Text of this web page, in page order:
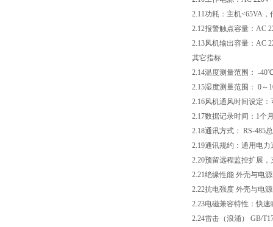
2.11功耗：主机<65VA
2.12报警触点容量：AC
2.13风机输出容量：AC
其它指标
2.14温度测量范围： -
2.15湿度测量范围： 0～
2.16风机通风时间设定
2.17数据记录时间：1个
2.18通讯方式： RS-485
2.19通讯规约：通用电力
2.20预留远程监控扩展
2.21绝缘性能 外壳与电
2.22抗电强度 外壳与电
2.23电磁兼容特性：快速
2.24雷击（浪涌） GB/